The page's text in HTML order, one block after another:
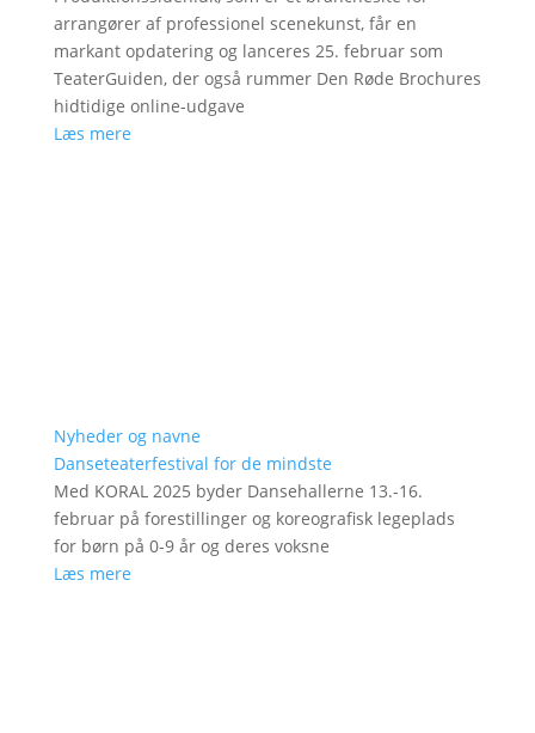
arrangører af professionel scenekunst, får en
markant opdatering og lanceres 25. februar som
TeaterGuiden, der også rummer Den Røde Brochures
hidtidige online-udgave
Læs mere
Nyheder og navne
Danseteaterfestival for de mindste
Med KORAL 2025 byder Dansehallerne 13.-16.
februar på forestillinger og koreografisk legeplads
for børn på 0-9 år og deres voksne
Læs mere